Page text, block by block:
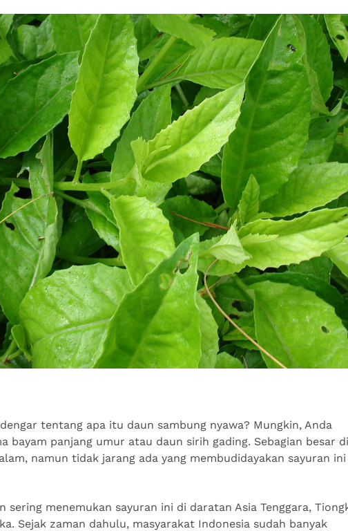
tentang apa itu daun sambung nyawa? Mungkin, Anda
bayam panjang umur atau daun sirih gading. Sebagian besar di
namun tidak jarang ada yang membudidayakan sayuran
sering menemukan sayuran ini di daratan Asia Tenggara,
Sejak zaman dahulu, masyarakat Indonesia sudah banyak